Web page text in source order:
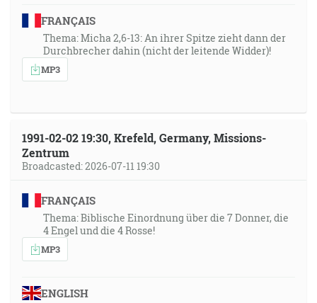
FRANÇAIS
Thema: Micha 2,6-13: An ihrer Spitze zieht dann der
Durchbrecher dahin (nicht der leitende Widder)!
MP3
1991-02-02 19:30, Krefeld, Germany, Missions-
Zentrum
Broadcasted: 2026-07-11 19:30
FRANÇAIS
Thema: Biblische Einordnung über die 7 Donner, die
4 Engel und die 4 Rosse!
MP3
ENGLISH